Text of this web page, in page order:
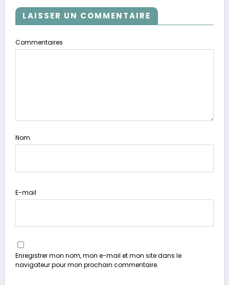
LAISSER UN COMMENTAIRE
Commentaires
Nom
E-mail
Enregistrer mon nom, mon e-mail et mon site dans le
navigateur pour mon prochain commentaire.